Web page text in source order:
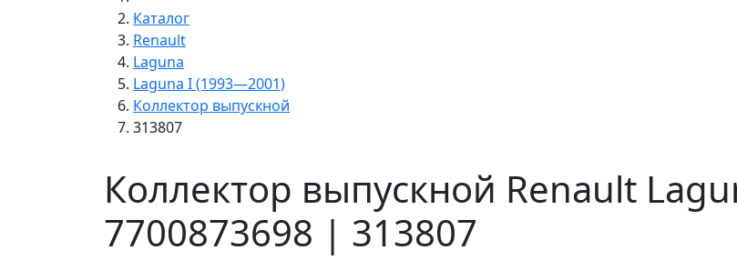
Каталог
Renault
Laguna
Laguna I (1993—2001)
Коллектор выпускной
313807
Коллектор выпускной Renault
7700873698 | 313807